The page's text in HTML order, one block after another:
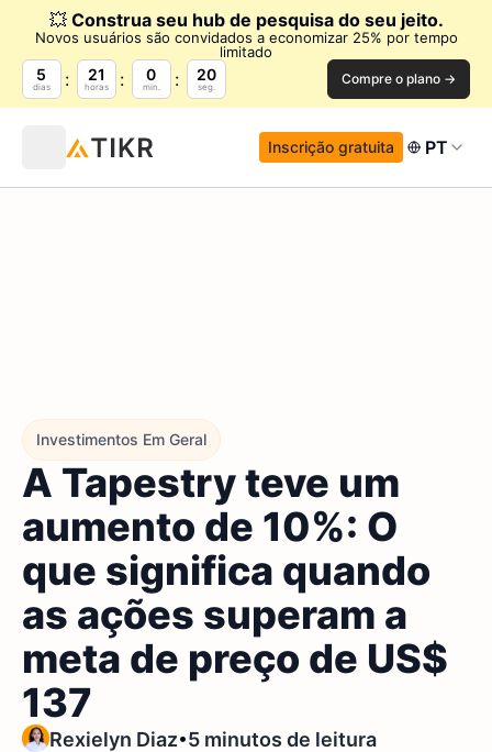
💥 Construa seu hub de pesquisa do seu jeito.
Novos usuários são convidados a economizar 25% por tempo
limitado
5
dias
21
horas
0
min.
19
seg. Compre o plano →
Inscrição gratuita PT
Investimentos Em Geral
A Tapestry teve um
aumento de 10%: O
que significa quando
as ações superam a
meta de preço de US$
137
Rexielyn Diaz•5 minutos de leitura